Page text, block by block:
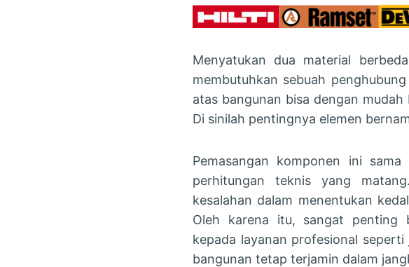
Menyatukan dua material
membutuhkan sebuah
atas bangunan bisa dengan
Di sinilah pentingnya elemen
Pemasangan komponen ini
perhitungan teknis yang
kesalahan dalam menentukan
Oleh karena itu, sangat penting
kepada layanan profesional
bangunan tetap terjamin dalam